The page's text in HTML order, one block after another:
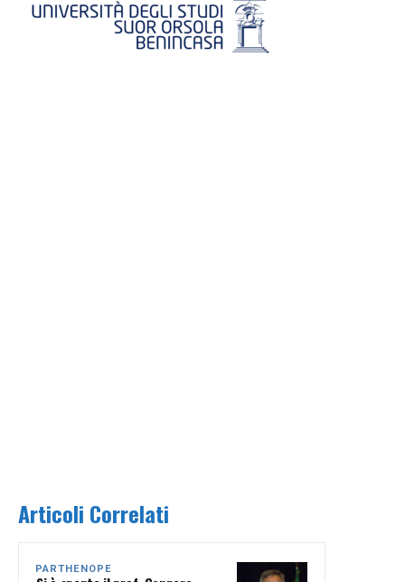
Articoli Correlati
PARTHENOPE